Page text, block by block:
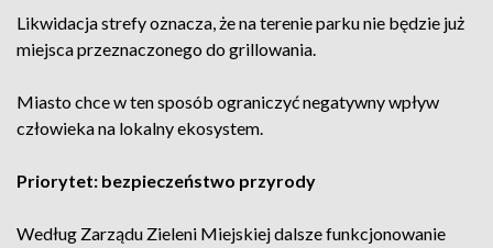
Likwidacja strefy oznacza, że na terenie parku nie będzie już
miejsca przeznaczonego do grillowania.
Miasto chce w ten sposób ograniczyć negatywny wpływ
człowieka na lokalny ekosystem.
Priorytet: bezpieczeństwo przyrody
Według Zarządu Zieleni Miejskiej dalsze funkcjonowanie